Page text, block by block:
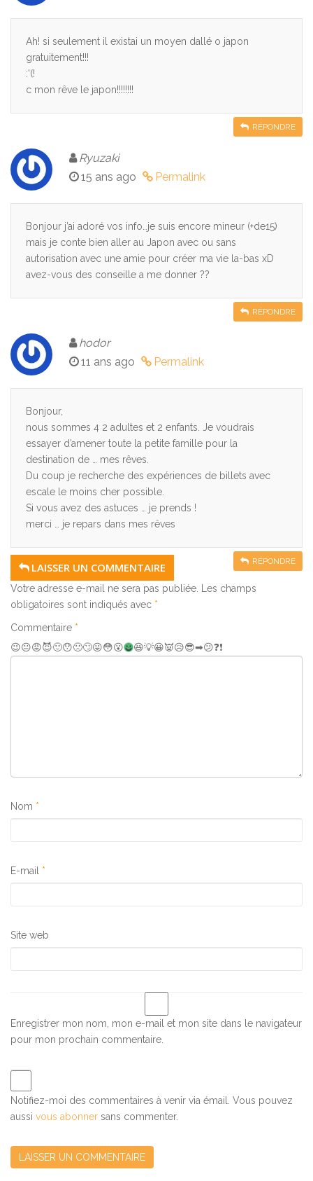
Ah! si seulement il existai un moyen dallé o japon
gratuitement!!!
:'(!
c mon rêve le japon!!!!!!!!
RÉPONDRE
Ryuzaki
15 ans ago
Permalink
Bonjour j’ai adoré vos info…je suis encore mineur (+de15)
mais je conte bien aller au Japon avec ou sans
autorisation avec une amie pour créer ma vie la-bas xD
avez-vous des conseille a me donner ??
RÉPONDRE
hodor
11 ans ago
Permalink
Bonjour,
nous sommes 4 2 adultes et 2 enfants. Je voudrais
essayer d’amener toute la petite famille pour la
destination de … mes rêves.
Du coup je recherche des expériences de billets avec
escale le moins cher possible.
Si vous avez des astuces … je prends !
merci … je repars dans mes rêves
RÉPONDRE
LAISSER UN COMMENTAIRE
Votre adresse e-mail ne sera pas publiée.
Les champs
obligatoires sont indiqués avec *
Commentaire *
😉😐😡😈🙂😯🙁🙄😛😳😮 😆💡😀👿😥😎➡😕❓❗
Nom *
E-mail *
Site web
Enregistrer mon nom, mon e-mail et mon site dans le navigateur
pour mon prochain commentaire.
Notifiez-moi des commentaires à venir via émail. Vous pouvez
aussi vous abonner sans commenter.